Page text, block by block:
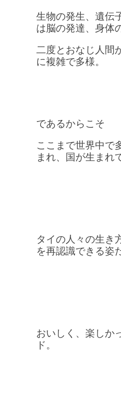
生物の発生、遺伝
は脳の発達、身体
二度とおなじ人間
に複雑で多様。
であるからこそ
ここまで世界中で
まれ、国が生まれ
タイの人々の生き
を再認識できる姿
おいしく、楽しか
ド。